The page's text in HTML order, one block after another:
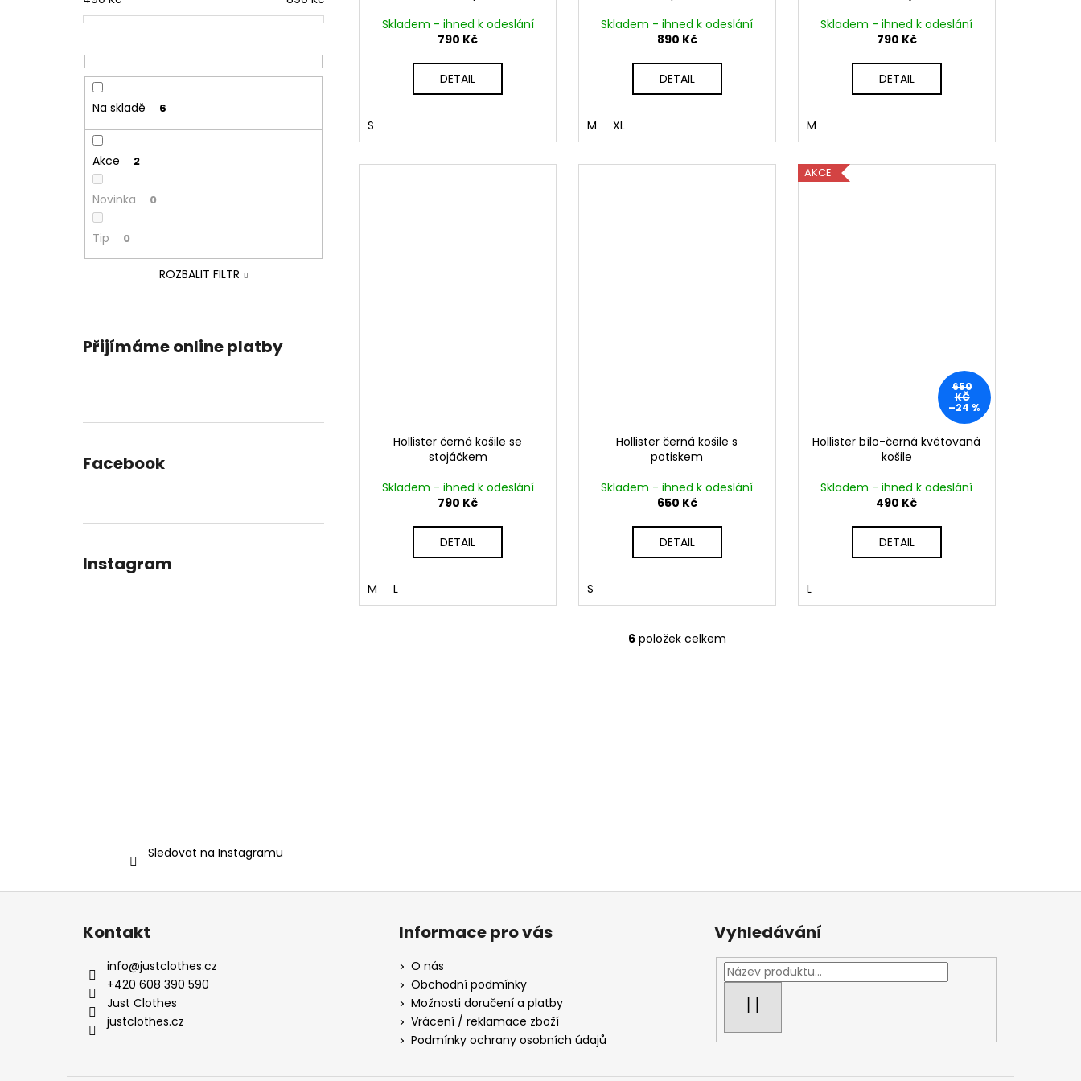
Na skladě 6
Akce 2
Novinka 0
Tip 0
ROZBALIT FILTR
Přijímáme online platby
Facebook
Instagram
Sledovat na Instagramu
Skladem - ihned k odeslání
790 Kč
DETAIL
S
Skladem - ihned k odeslání
890 Kč
DETAIL
M XL
Skladem - ihned k odeslání
790 Kč
DETAIL
M
Hollister černá košile se
stojáčkem
Skladem - ihned k odeslání
790 Kč
DETAIL
M L
Hollister černá košile s
potiskem
Skladem - ihned k odeslání
650 Kč
DETAIL
S
AKCE
650
KČ
–24 %
Hollister bílo-černá květovaná
košile
Skladem - ihned k odeslání
490 Kč
DETAIL
L
O
ý
6 položek celkem
Kontakt
info@justclothes.cz
+420 608 390 590
Just Clothes
justclothes.cz
Informace pro vás
O nás
Obchodní podmínky
Možnosti doručení a platby
Vrácení / reklamace zboží
Podmínky ochrany osobních údajů
Vyhledávání